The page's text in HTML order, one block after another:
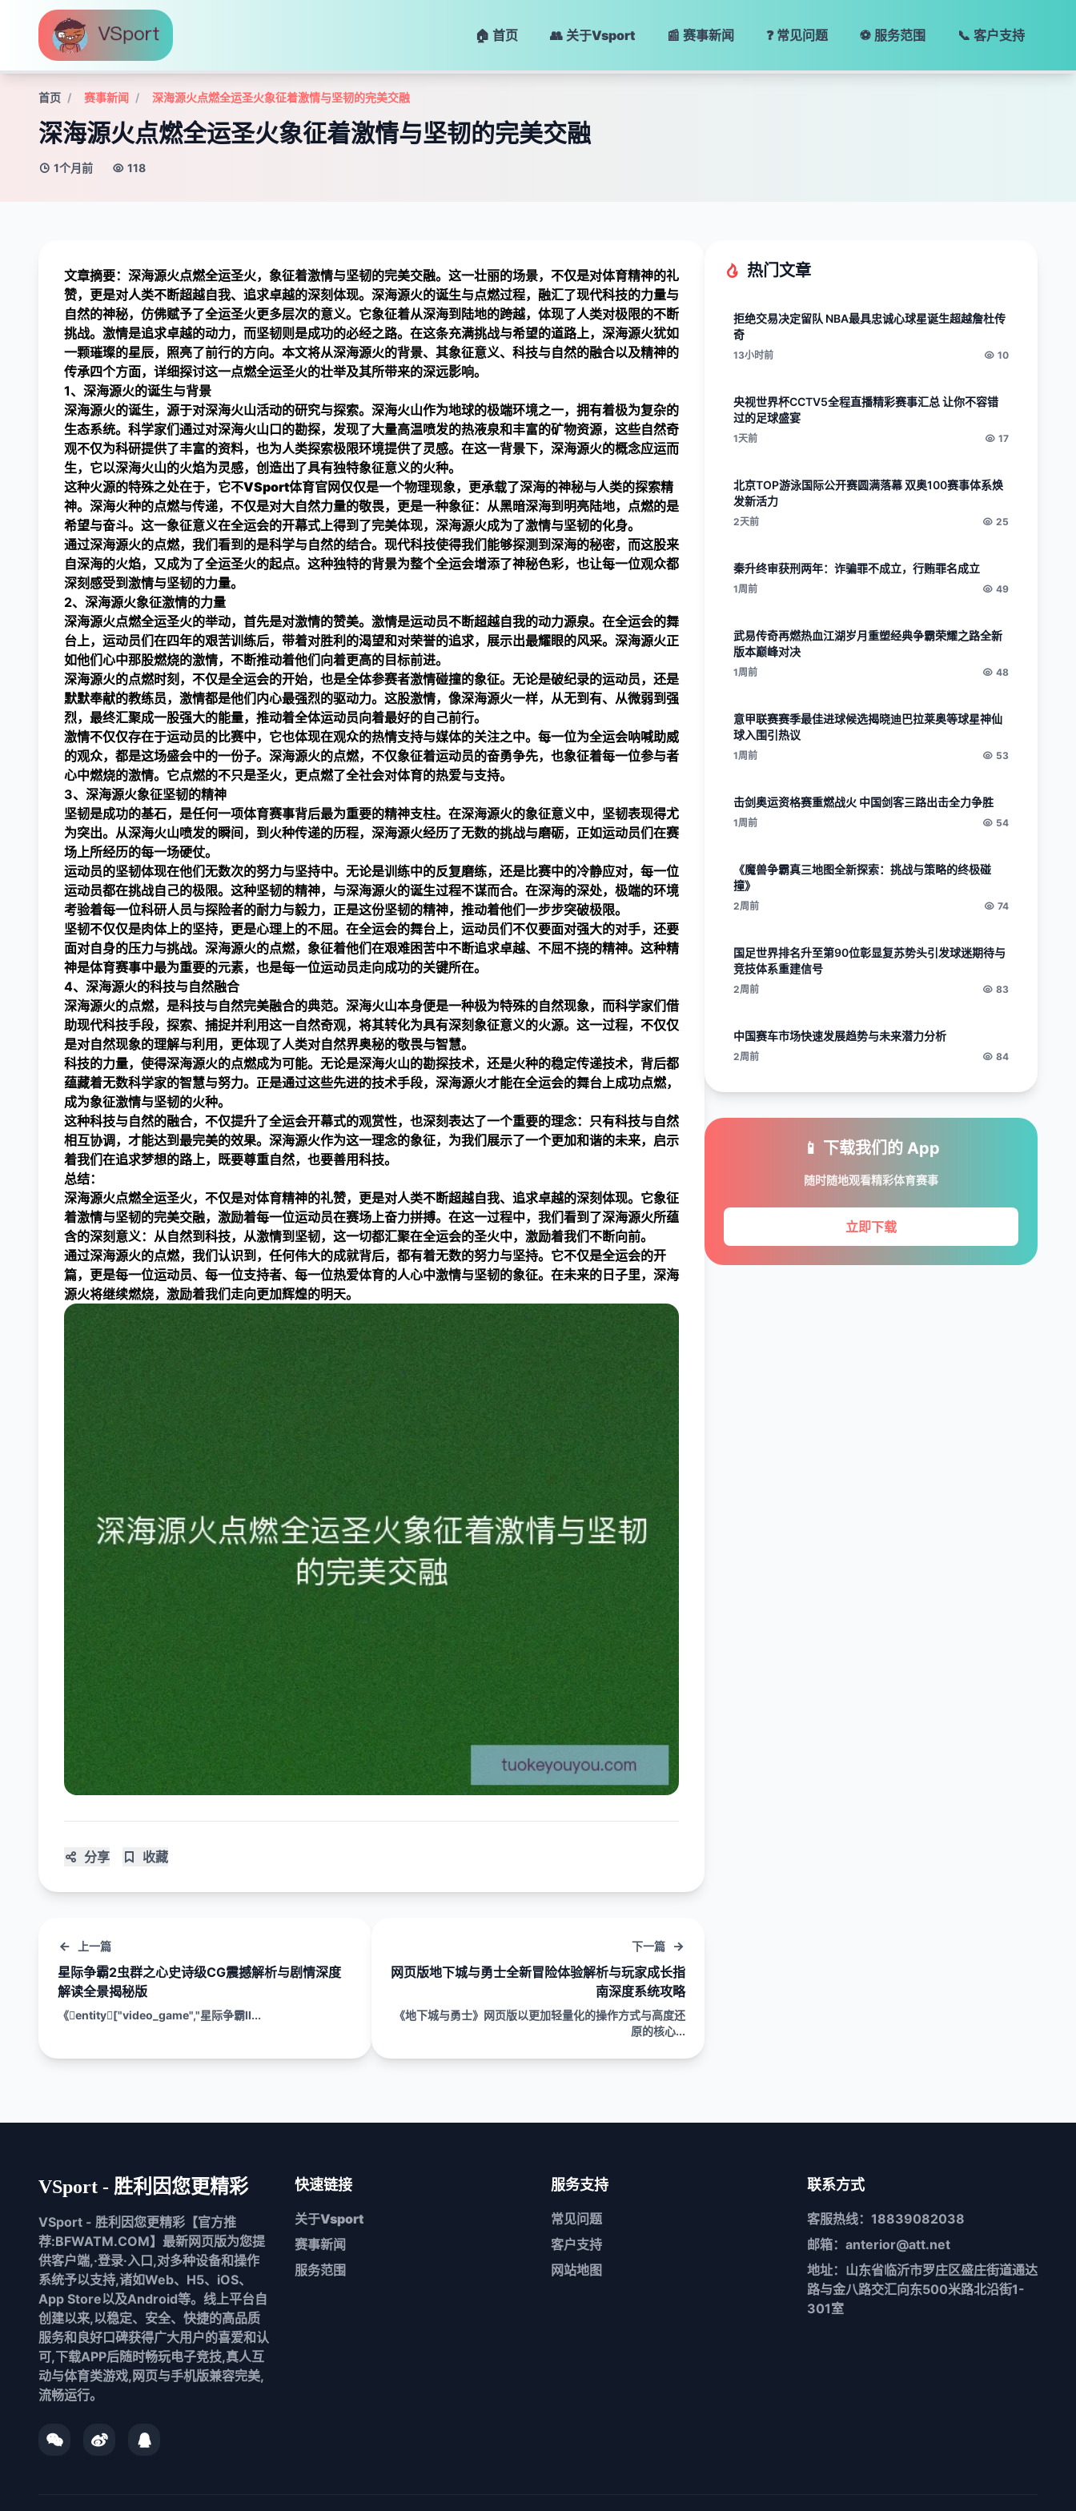
🏠 首页 👥 关于Vsport 📰 赛事新闻 ❓ 常见问题 ⚽ 服务范围 📞 客户支持
首页 赛事新闻 深海源火点燃全运圣火象征着激情与坚韧的完美交融
深海源火点燃全运圣火象征着激情与坚韧的完美交融
1个月前 118
文章摘要：深海源火点燃全运圣火，象征着激情与坚韧的完美交融。这一壮丽的场景，不仅是对体育精神的礼
赞，更是对人类不断超越自我、追求卓越的深刻体现。深海源火的诞生与点燃过程，融汇了现代科技的力量与
自然的神秘，仿佛赋予了全运圣火更多层次的意义。它象征着从深海到陆地的跨越，体现了人类对极限的不断
挑战。激情是追求卓越的动力，而坚韧则是成功的必经之路。在这条充满挑战与希望的道路上，深海源火犹如
一颗璀璨的星辰，照亮了前行的方向。本文将从深海源火的背景、其象征意义、科技与自然的融合以及精神的
传承四个方面，详细探讨这一点燃全运圣火的壮举及其所带来的深远影响。
1、深海源火的诞生与背景
深海源火的诞生，源于对深海火山活动的研究与探索。深海火山作为地球的极端环境之一，拥有着极为复杂的
生态系统。科学家们通过对深海火山口的勘探，发现了大量高温喷发的热液泉和丰富的矿物资源，这些自然奇
观不仅为科研提供了丰富的资料，也为人类探索极限环境提供了灵感。在这一背景下，深海源火的概念应运而
生，它以深海火山的火焰为灵感，创造出了具有独特象征意义的火种。
这种火源的特殊之处在于，它不VSport体育官网仅仅是一个物理现象，更承载了深海的神秘与人类的探索精
神。深海火种的点燃与传递，不仅是对大自然力量的敬畏，更是一种象征：从黑暗深海到明亮陆地，点燃的是
希望与奋斗。这一象征意义在全运会的开幕式上得到了完美体现，深海源火成为了激情与坚韧的化身。
通过深海源火的点燃，我们看到的是科学与自然的结合。现代科技使得我们能够探测到深海的秘密，而这股来
自深海的火焰，又成为了全运圣火的起点。这种独特的背景为整个全运会增添了神秘色彩，也让每一位观众都
深刻感受到激情与坚韧的力量。
2、深海源火象征激情的力量
深海源火点燃全运圣火的举动，首先是对激情的赞美。激情是运动员不断超越自我的动力源泉。在全运会的舞
台上，运动员们在四年的艰苦训练后，带着对胜利的渴望和对荣誉的追求，展示出最耀眼的风采。深海源火正
如他们心中那股燃烧的激情，不断推动着他们向着更高的目标前进。
深海源火的点燃时刻，不仅是全运会的开始，也是全体参赛者激情碰撞的象征。无论是破纪录的运动员，还是
默默奉献的教练员，激情都是他们内心最强烈的驱动力。这股激情，像深海源火一样，从无到有、从微弱到强
烈，最终汇聚成一股强大的能量，推动着全体运动员向着最好的自己前行。
激情不仅仅存在于运动员的比赛中，它也体现在观众的热情支持与媒体的关注之中。每一位为全运会呐喊助威
的观众，都是这场盛会中的一份子。深海源火的点燃，不仅象征着运动员的奋勇争先，也象征着每一位参与者
心中燃烧的激情。它点燃的不只是圣火，更点燃了全社会对体育的热爱与支持。
3、深海源火象征坚韧的精神
坚韧是成功的基石，是任何一项体育赛事背后最为重要的精神支柱。在深海源火的象征意义中，坚韧表现得尤
为突出。从深海火山喷发的瞬间，到火种传递的历程，深海源火经历了无数的挑战与磨砺，正如运动员们在赛
场上所经历的每一场硬仗。
运动员的坚韧体现在他们无数次的努力与坚持中。无论是训练中的反复磨练，还是比赛中的冷静应对，每一位
运动员都在挑战自己的极限。这种坚韧的精神，与深海源火的诞生过程不谋而合。在深海的深处，极端的环境
考验着每一位科研人员与探险者的耐力与毅力，正是这份坚韧的精神，推动着他们一步步突破极限。
坚韧不仅仅是肉体上的坚持，更是心理上的不屈。在全运会的舞台上，运动员们不仅要面对强大的对手，还要
面对自身的压力与挑战。深海源火的点燃，象征着他们在艰难困苦中不断追求卓越、不屈不挠的精神。这种精
神是体育赛事中最为重要的元素，也是每一位运动员走向成功的关键所在。
4、深海源火的科技与自然融合
深海源火的点燃，是科技与自然完美融合的典范。深海火山本身便是一种极为特殊的自然现象，而科学家们借
助现代科技手段，探索、捕捉并利用这一自然奇观，将其转化为具有深刻象征意义的火源。这一过程，不仅仅
是对自然现象的理解与利用，更体现了人类对自然界奥秘的敬畏与智慧。
科技的力量，使得深海源火的点燃成为可能。无论是深海火山的勘探技术，还是火种的稳定传递技术，背后都
蕴藏着无数科学家的智慧与努力。正是通过这些先进的技术手段，深海源火才能在全运会的舞台上成功点燃，
成为象征激情与坚韧的火种。
这种科技与自然的融合，不仅提升了全运会开幕式的观赏性，也深刻表达了一个重要的理念：只有科技与自然
相互协调，才能达到最完美的效果。深海源火作为这一理念的象征，为我们展示了一个更加和谐的未来，启示
着我们在追求梦想的路上，既要尊重自然，也要善用科技。
总结：
深海源火点燃全运圣火，不仅是对体育精神的礼赞，更是对人类不断超越自我、追求卓越的深刻体现。它象征
着激情与坚韧的完美交融，激励着每一位运动员在赛场上奋力拼搏。在这一过程中，我们看到了深海源火所蕴
含的深刻意义：从自然到科技，从激情到坚韧，这一切都汇聚在全运会的圣火中，激励着我们不断向前。
通过深海源火的点燃，我们认识到，任何伟大的成就背后，都有着无数的努力与坚持。它不仅是全运会的开
篇，更是每一位运动员、每一位支持者、每一位热爱体育的人心中激情与坚韧的象征。在未来的日子里，深海
源火将继续燃烧，激励着我们走向更加辉煌的明天。
分享 收藏
上一篇
星际争霸2虫群之心史诗级CG震撼解析与剧情深度
解读全景揭秘版
《entity["video_game","星际争霸II...
下一篇
网页版地下城与勇士全新冒险体验解析与玩家成长指
南深度系统攻略
《地下城与勇士》网页版以更加轻量化的操作方式与高度还
原的核心...
热门文章
拒绝交易决定留队 NBA最具忠诚心球星诞生超越詹杜传
奇
13小时前 10
央视世界杯CCTV5全程直播精彩赛事汇总 让你不容错
过的足球盛宴
1天前 17
北京TOP游泳国际公开赛圆满落幕 双奥100赛事体系焕
发新活力
2天前 25
秦升终审获刑两年：诈骗罪不成立，行贿罪名成立
1周前 49
武易传奇再燃热血江湖岁月重塑经典争霸荣耀之路全新
版本巅峰对决
1周前 48
意甲联赛赛季最佳进球候选揭晓迪巴拉莱奥等球星神仙
球入围引热议
1周前 53
击剑奥运资格赛重燃战火 中国剑客三路出击全力争胜
1周前 54
《魔兽争霸真三地图全新探索：挑战与策略的终极碰
撞》
2周前 74
国足世界排名升至第90位彰显复苏势头引发球迷期待与
竞技体系重建信号
2周前 83
中国赛车市场快速发展趋势与未来潜力分析
2周前 84
📱 下载我们的 App
随时随地观看精彩体育赛事
立即下载
VSport - 胜利因您更精彩
VSport - 胜利因您更精彩【官方推
荐:BFWATM.COM】最新网页版为您提
供客户端,·登录·入口,对多种设备和操作
系统予以支持,诸如Web、H5、iOS、
App Store以及Android等。线上平台自
创建以来,以稳定、安全、快捷的高品质
服务和良好口碑获得广大用户的喜爱和认
可,下载APP后随时畅玩电子竞技,真人互
动与体育类游戏,网页与手机版兼容完美,
流畅运行。
快速链接
关于Vsport
赛事新闻
服务范围
服务支持
常见问题
客户支持
网站地图
联系方式
客服热线：18839082038
邮箱：anterior@att.net
地址：山东省临沂市罗庄区盛庄街道通达
路与金八路交汇向东500米路北沿街1-
301室